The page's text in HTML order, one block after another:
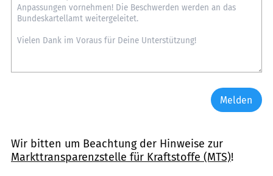
Melden
Wir bitten um Beachtung der Hinweise zur
Markttransparenzstelle für Kraftstoffe (MTS)!